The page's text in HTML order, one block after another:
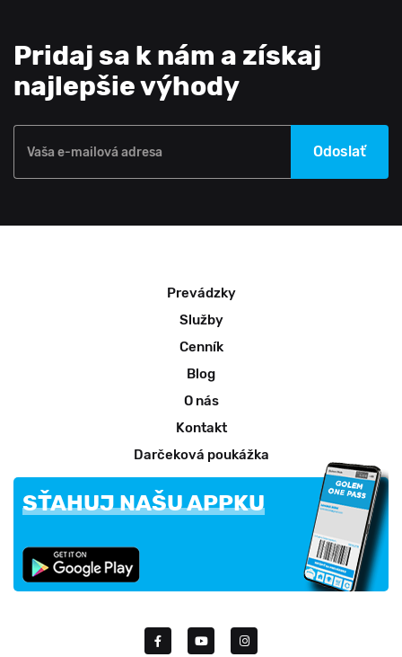
Pridaj sa k nám a získaj
najlepšie výhody
Vaša e-mailová adresa Odoslať
Prevádzky
Služby
Cenník
Blog
O nás
Kontakt
Darčeková poukážka
SŤAHUJ NAŠU APPKU